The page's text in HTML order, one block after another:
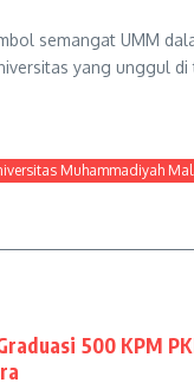
semangat UMM
yang unggul
Muhammadiyah
500 KPM